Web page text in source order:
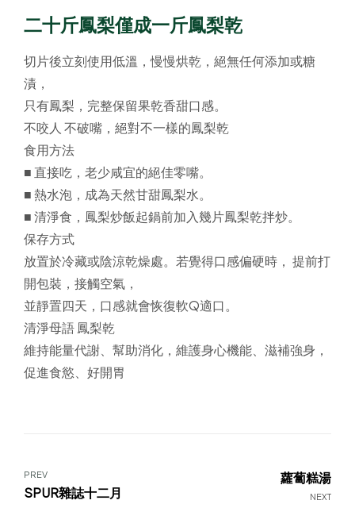
二十斤鳳梨僅成一斤鳳梨乾
切片後立刻使用低溫，慢慢烘乾，絕無任何添加或糖
漬，
只有鳳梨，完整保留果乾香甜口感。
不咬人 不破嘴，絕對不一樣的鳳梨乾
食用方法
■ 直接吃，老少咸宜的絕佳零嘴。
■ 熱水泡，成為天然甘甜鳳梨水。
■ 清淨食，鳳梨炒飯起鍋前加入幾片鳳梨乾拌炒。
保存方式
放置於冷藏或陰涼乾燥處。若覺得口感偏硬時， 提前打
開包裝，接觸空氣，
並靜置四天，口感就會恢復軟Q適口。
清淨母語 鳳梨乾
維持能量代謝、幫助消化，維護身心機能、滋補強身，
促進食慾、好開胃
PREV
SPUR雜誌十二月 NEXT
蘿蔔糕湯